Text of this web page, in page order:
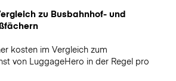
zu Busbahnhof- und
kosten im Vergleich zum
von LuggageHero in der Regel pro